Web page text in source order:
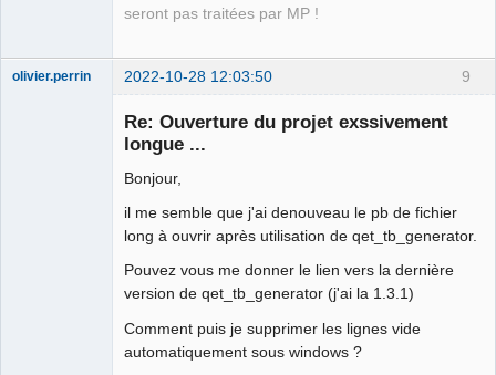
seront pas traitées par MP !
9
olivier.perrin 2022-10-28 12:03:50
Re: Ouverture du projet exssivement
longue ...
Bonjour,
il me semble que j'ai denouveau le pb de fichier
long à ouvrir après utilisation de qet_tb_generator.
Pouvez vous me donner le lien vers la dernière
version de qet_tb_generator (j'ai la 1.3.1)
Comment puis je supprimer les lignes vide
automatiquement sous windows ?